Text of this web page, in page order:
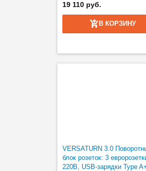
19 110 руб.
В КОРЗИНУ
VERSATURN 3.0
блок розеток: 3
220В, USB-зарядки Type